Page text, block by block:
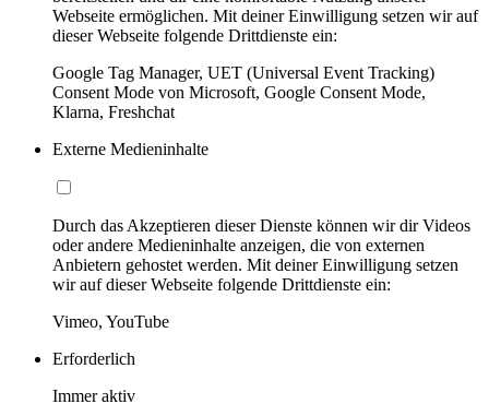
Webseite ermöglichen. Mit deiner Einwilligung setzen wir auf
dieser Webseite folgende Drittdienste ein:
Google Tag Manager, UET (Universal Event Tracking)
Consent Mode von Microsoft, Google Consent Mode,
Klarna, Freshchat
Externe Medieninhalte
Durch das Akzeptieren dieser Dienste können wir dir Videos
oder andere Medieninhalte anzeigen, die von externen
Anbietern gehostet werden. Mit deiner Einwilligung setzen
wir auf dieser Webseite folgende Drittdienste ein:
Vimeo, YouTube
Erforderlich
Immer aktiv